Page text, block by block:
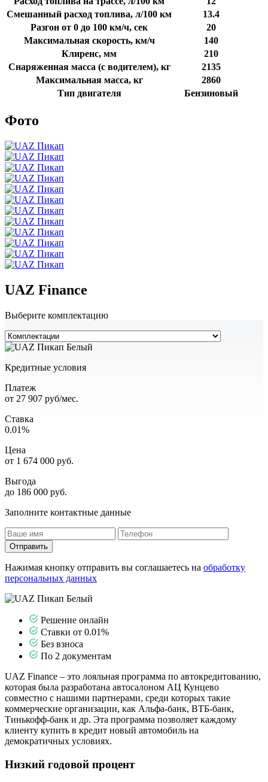
Смешанный расход топлива, л/100 км
13.4
Разгон от 0 до 100 км/ч, сек
20
Максимальная скорость, км/ч
140
Клиренс, мм
210
Снаряженная масса (с водителем), кг
2135
Максимальная масса, кг
2860
Тип двигателя
Бензиновый
Фото
UAZ Finance
Выберите комплектацию
Кредитные условия
Платеж
от 27 907 руб/мес.
Ставка
0.01%
Цена
от 1 674 000 руб.
Выгода
до 186 000 руб.
Заполните контактные данные
Отправить
Нажимая кнопку отправить вы соглашаетесь на обработку
персональных данных
Решение онлайн
Ставки от 0.01%
Без взноса
По 2 документам
UAZ Finance – это лояльная программа по автокредитованию,
которая была разработана автосалоном АЦ Кунцево
совместно с нашими партнерами, среди которых такие
коммерческие организации, как Альфа-банк, ВТБ-банк,
Тинькофф-банк и др. Эта программа позволяет каждому
клиенту купить в кредит новый автомобиль на
демократичных условиях.
Низкий годовой процент